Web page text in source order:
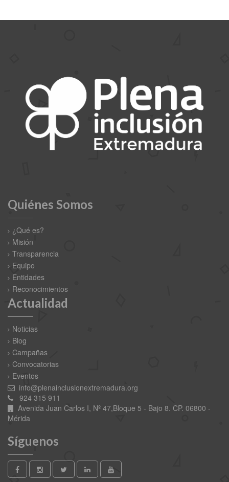
Quiénes Somos
¿Qué es?
Misión
Transparencia
Equipo
Entidades
Reconocimientos
Actualidad
Noticias
Blog
Campañas
Convocatorias
Eventos
info@plenainclusionextremadura.org
924 315 911
Avenida Juan Carlos I, Nº 47,Bloque 5 - Bajo 8. CP. 06800 -
Mérida
Síguenos